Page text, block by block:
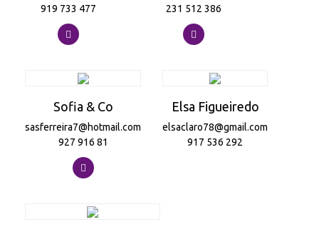
919 733 477
231 512 386
Sofia & Co
sasferreira7@hotmail.com
927 916 81
Elsa Figueiredo
elsaclaro78@gmail.com
917 536 292